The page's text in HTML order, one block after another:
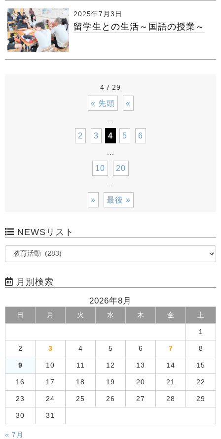
2025年7月3日
留学生との生活～国語の授業～
4 / 29
« 先頭 «
2 3 4 5 6
10 20
» 最後 »
NEWSリスト
月別検索
2026年8月
日 月 火 水 木 金 土
1
2 3 4 5 6 7 8
9 10 11 12 13 14 15
16 17 18 19 20 21 22
23 24 25 26 27 28 29
30 31
« 7月